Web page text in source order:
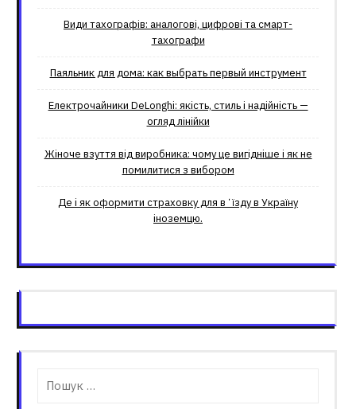
Види тахографів: аналогові, цифрові та смарт-
тахографи
Паяльник для дома: как выбрать первый инструмент
Електрочайники DeLonghi: якість, стиль і надійність —
огляд лінійки
Жіноче взуття від виробника: чому це вигідніше і як не
помилитися з вибором
Де і як оформити страховку для вʼїзду в Україну
іноземцю.